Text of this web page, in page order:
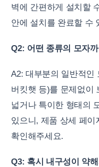
벽에 간편하게 설치할
안에 설치를 완료할 수
Q2: 어떤 종류의 모자
A2: 대부분의 일반적인
버킷햇 등)를 문제없이
넓거나 특이한 형태의
있으니, 제품 상세 페
확인해주세요.
Q3: 혹시 내구성이 약